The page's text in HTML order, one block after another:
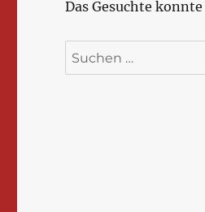
Das Gesuchte
Suchen
nach: